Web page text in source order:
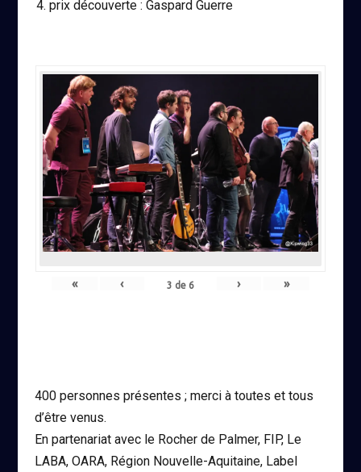
prix découverte : Gaspard Guerre
« ‹ 3 de 6 › »
400 personnes présentes ; merci à toutes et tous
d’être venus.
En partenariat avec le Rocher de Palmer, FIP, Le
LABA, OARA, Région Nouvelle-Aquitaine, Label